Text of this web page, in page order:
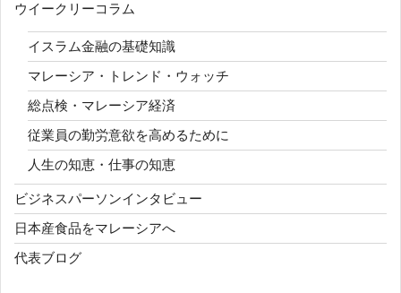
ウイークリーコラム
イスラム金融の基礎知識
マレーシア・トレンド・ウォッチ
総点検・マレーシア経済
従業員の勤労意欲を高めるために
人生の知恵・仕事の知恵
ビジネスパーソンインタビュー
日本産食品をマレーシアへ
代表ブログ